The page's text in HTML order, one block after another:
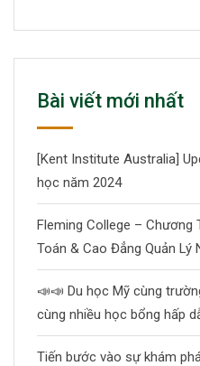
Bài viết mới nhất
[Kent Institute Australia]
học năm 2024
Fleming College – Chương
Toán & Cao Đẳng Quản Lý
📣📣 Du học Mỹ cùng
cùng nhiều học bổng hấp
Tiến bước vào sự khám